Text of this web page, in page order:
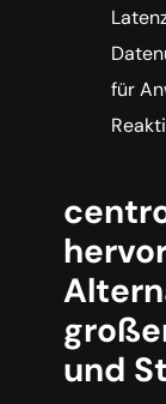
für
und